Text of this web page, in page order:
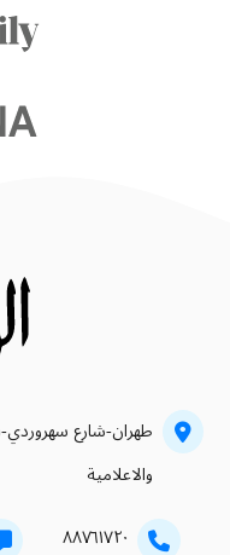
طهران-شارع
والاعلامية
۸۸۷٦۱۷۲۰